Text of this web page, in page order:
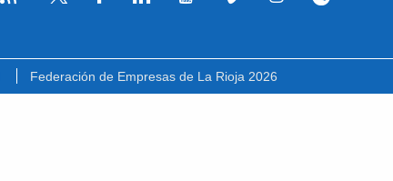
Federación de Empresas de La Rioja 2026